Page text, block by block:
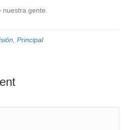
nuestra gente.
Principal